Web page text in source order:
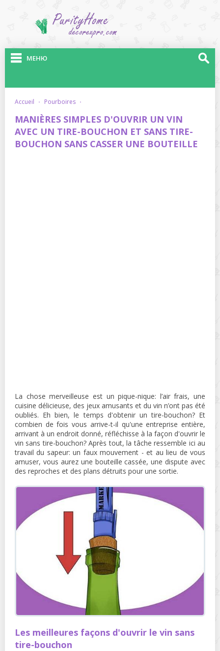
МЕНЮ
accueil · pourboires ·
MANIÈRES SIMPLES D'OUVRIR UN VIN
AVEC UN TIRE-BOUCHON ET SANS TIRE-
BOUCHON SANS CASSER UNE BOUTEILLE
La chose merveilleuse est un pique-nique: l’air frais, une
cuisine délicieuse, des jeux amusants et du vin n’ont pas été
oubliés. Eh bien, le temps d'obtenir un tire-bouchon? Et
combien de fois vous arrive-t-il qu'une entreprise entière,
arrivant à un endroit donné, réfléchisse à la façon d'ouvrir le
vin sans tire-bouchon? Après tout, la tâche ressemble ici au
travail du sapeur: un faux mouvement - et au lieu de vous
amuser, vous aurez une bouteille cassée, une dispute avec
des reproches et des plans détruits pour une sortie.
Les meilleures façons d'ouvrir le vin sans
tire-bouchon